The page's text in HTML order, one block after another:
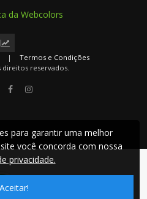
|
Termos e Condições
direitos reservados.
para garantir uma melhor
você concorda com nossa
privacidade.
Aceitar!